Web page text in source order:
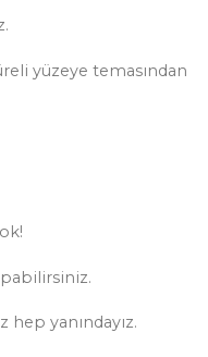
yüzeye temasından
yanındayız.